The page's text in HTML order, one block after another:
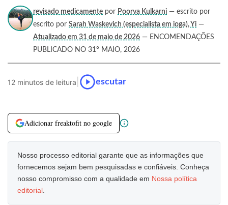
revisado medicamente por Poorva Kulkarni — escrito por
escrito por Sarah Waskevich (especialista em ioga), Yi —
Atualizado em 31 de maio de 2026 — ENCOMENDAÇÕES
PUBLICADO NO 31º MAIO, 2026
12 minutos de leitura escutar
Adicionar freaktofit no google
Nosso processo editorial garante que as informações que
fornecemos sejam bem pesquisadas e confiáveis. Conheça
nosso compromisso com a qualidade em Nossa política
editorial